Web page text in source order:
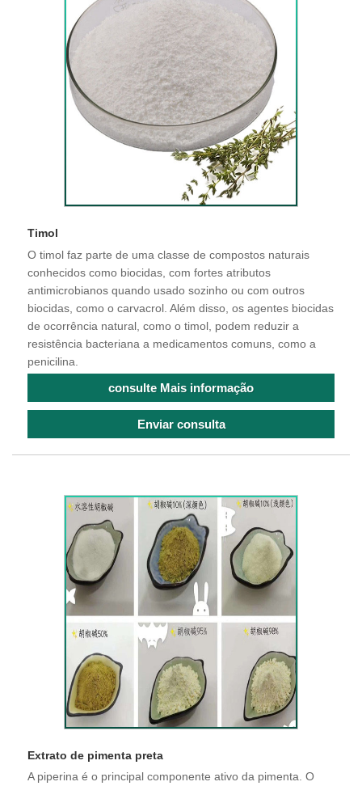
Timol
O timol faz parte de uma classe de compostos naturais
conhecidos como biocidas, com fortes atributos
antimicrobianos quando usado sozinho ou com outros
biocidas, como o carvacrol. Além disso, os agentes biocidas
de ocorrência natural, como o timol, podem reduzir a
resistência bacteriana a medicamentos comuns, como a
penicilina.
consulte Mais informação
Enviar consulta
Extrato de pimenta preta
A piperina é o principal componente ativo da pimenta. O